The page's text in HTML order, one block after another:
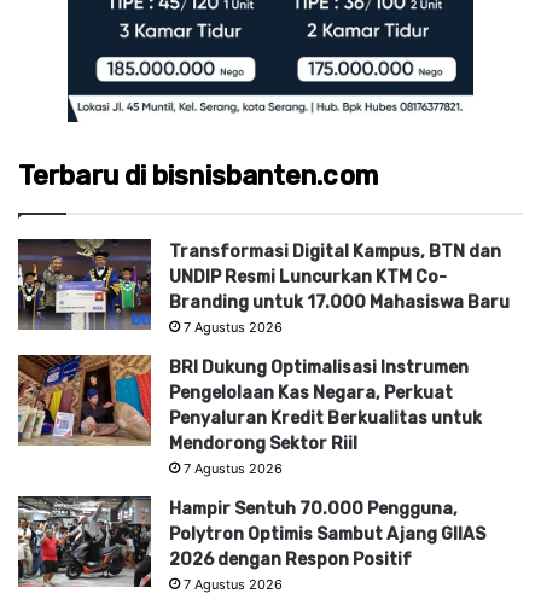
Terbaru di bisnisbanten.com
Transformasi Digital Kampus, BTN dan
UNDIP Resmi Luncurkan KTM Co-
Branding untuk 17.000 Mahasiswa Baru
7 Agustus 2026
BRI Dukung Optimalisasi Instrumen
Pengelolaan Kas Negara, Perkuat
Penyaluran Kredit Berkualitas untuk
Mendorong Sektor Riil
7 Agustus 2026
Hampir Sentuh 70.000 Pengguna,
Polytron Optimis Sambut Ajang GIIAS
2026 dengan Respon Positif
7 Agustus 2026